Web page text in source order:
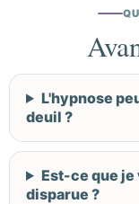
L'hypnose
deuil ?
Est-ce que je
disparue ?